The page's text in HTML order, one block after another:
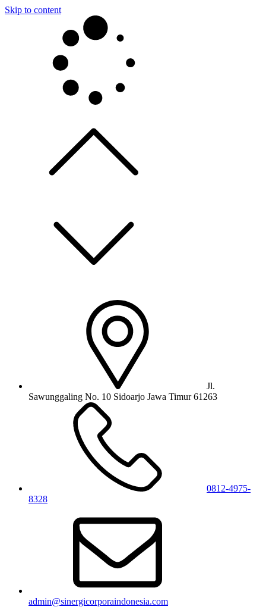
Skip to content
Jl.
Sawunggaling No. 10 Sidoarjo Jawa Timur 61263
0812-4975-
8328
admin@sinergicorporaindonesia.com